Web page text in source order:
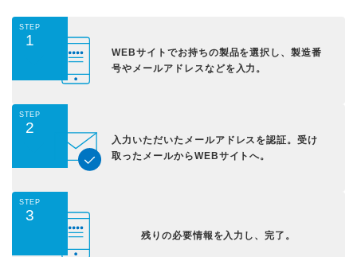
STEP
1
WEBサイトでお持ちの製品を選択し、製造番
号やメールアドレスなどを入力。
STEP
2
入力いただいた メールアドレスを認証。受け
取ったメールからWEBサイトへ。
STEP
3
残りの必要情報を入力し、完了。